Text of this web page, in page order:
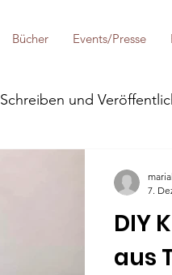
Bücher Events/Presse
Schreiben und
DIY
aus
7.